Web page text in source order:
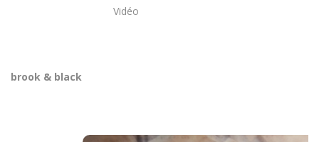
Vidéo
brook & black